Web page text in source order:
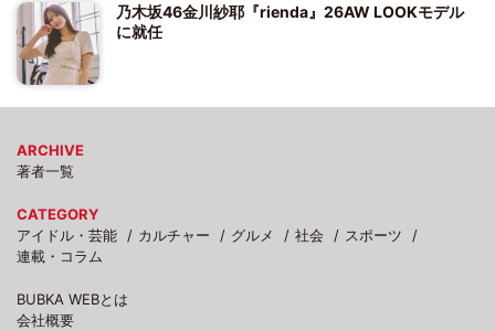
乃木坂46金川紗耶『rienda』26AW LOOKモデル
に就任
ARCHIVE
著者一覧
CATEGORY
アイドル・芸能
カルチャー グルメ 社会
スポーツ
連載・コラム
BUBKA WEBとは
会社概要